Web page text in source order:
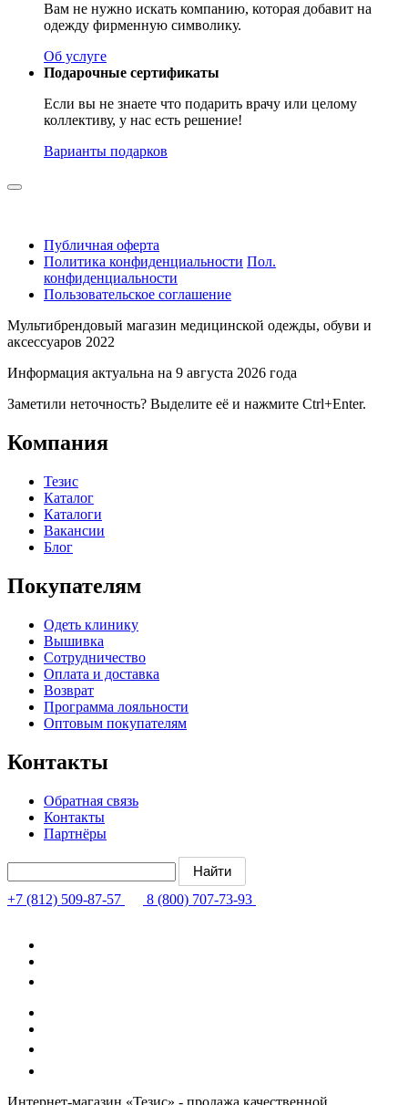
Вам не нужно искать компанию, которая добавит на
одежду фирменную символику.
Об услуге
Подарочные сертификаты
Если вы не знаете что подарить врачу или целому
коллективу, у нас есть решение!
Варианты подарков
Публичная оферта
Политика конфиденциальности Пол.
конфиденциальности
Пользовательское соглашение
Мультибрендовый магазин медицинской одежды, обуви и
аксессуаров 2022
Информация актуальна на 9 августа 2026 года
Заметили неточность? Выделите её и нажмите Ctrl+Enter.
Компания
Тезис
Каталог
Каталоги
Вакансии
Блог
Покупателям
Одеть клинику
Вышивка
Сотрудничество
Оплата и доставка
Возврат
Программа лояльности
Оптовым покупателям
Контакты
Обратная связь
Контакты
Партнёры
+7 (812) 509-87-57 8 (800) 707-73-93
Интернет-магазин «Тезис» - продажа качественной